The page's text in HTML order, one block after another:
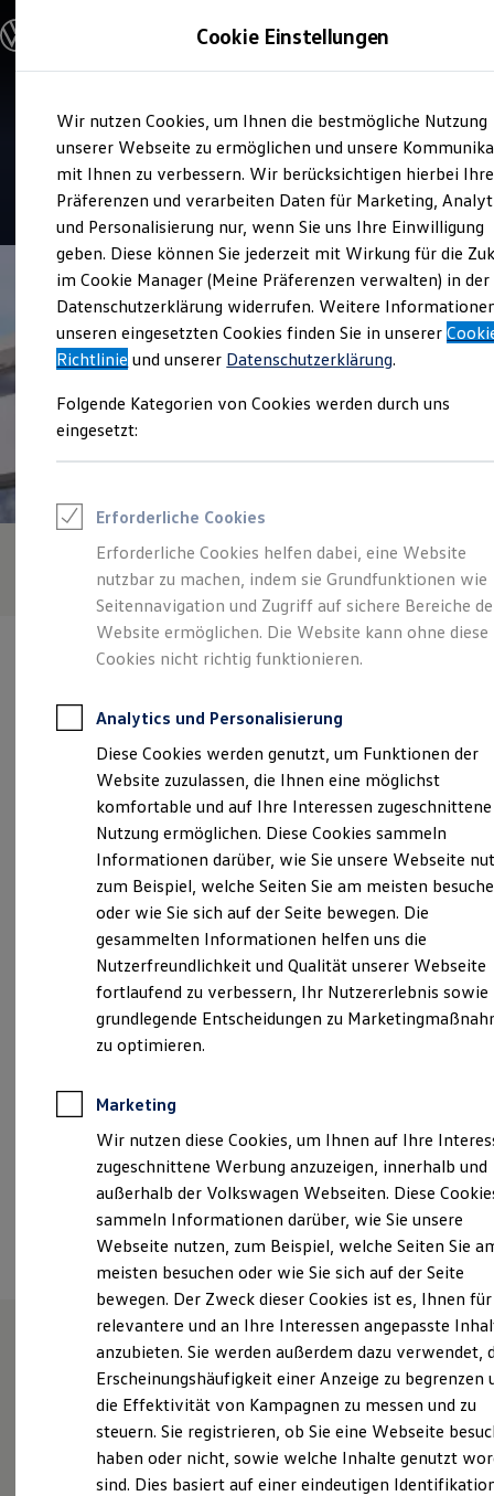
Hauptinhalt
springen
Footer
springen
Modelle & Konfigurator
Nutzfahrzeugkategorien entdecken
Modelle konfigurieren
Vorgängermodelle und Oldtimer
Vorgängermodelle
Oldtimer
Bulli Historie
Branchenlösungen & Gewerbekunden
Umbaulösungen und Hersteller finden
Auf- und Umbauten entdecken & konfigurieren
Groß- und Sonderkunden
Großkunden
Kommunen & Behörden
Journalisten
Sportvereine
Branchenlösungen
Gewerbliche Personenbeförderung
Service & mobile Werkstätten
Menschen mit Behinderung
Rettungsdienste
ONE Business ID Vorteile
Fahrzeugsuche & Marktplatz
Fahrzeugsuche
Fahrzeuge online kaufen
Digitaler Marktplatz
Kauf & Finanzierung
Online-Fahrzeugbewertung
Für Privatkunden
Für Gewerbekunden
Profi Paket
TopDeal
Gebrauchtwagen
ProfiPartner für Gebrauchtwagen
Zertifizierte Gebrauchtwagen
Finanzierung
Für Privatkunden
Für Gewerbekunden
Leasing
Für Privatkunden
Für Gewerbekunden
Versicherungen & Garantien
Garantien
Kfz-Versicherung für Nutzfahrzeuge
Restschuldversicherung
Wartungsverträge
Reparatur & Service
Sommer-Special
Reparatur, Pflege & Inspektion
Servicetermin anfragen
Service-Vorteile bei Volkswagen Nutzfahrzeuge
ServicePlus
Economy Service
Räder & Reifen Service
Ersatzfahrzeuge
Notdienst und Pannenhilfe
Software, Konnektivität & Apps
California App
VW Connect für Ihren Transporter/Caravelle
VW Connect für Ihren Amarok
VW Connect für andere Modelle
Fleet Interface Data
Multistop Pathfinder
Übersicht Software Updates
Service
Treffpunkt Thierolf
4.8| 50 Bewertungen
Verantwortlich für die Inhalte auf dieser Seite ist die Treffpunkt
Thierolf GmbH - Co. KG (Impressum & Rechtliches)
Aschaffenburger Straße 71, 64739 Höchst
treffpunkt@thierolf.de
+49 6163 93330
Montag-Freitag 07:00-18:00 Uhr
Samstag
07:30 -12:00 Uhr
Ansprechpartner
Termin vereinbaren
Unsere Leistungenim
Überblick
Service
Cookie Einstellungen
Wir nutzen Cookies, um Ihnen die bestmögliche Nutzung
unserer Webseite zu ermöglichen und unsere
mit Ihnen zu verbessern. Wir berücksichtigen hierbei Ihre
Präferenzen und verarbeiten Daten für Marketing,
und Personalisierung nur, wenn Sie uns Ihre Einwilligung
geben. Diese können Sie jederzeit mit Wirkung für die
im Cookie Manager (Meine Präferenzen verwalten) in der
Datenschutzerklärung widerrufen. Weitere
unseren eingesetzten Cookies finden Sie in unserer
Richtlinie und unserer Datenschutzerklärung.
Folgende Kategorien von Cookies werden durch uns
eingesetzt:
Erforderliche Cookies
Erforderliche Cookies helfen dabei, eine Website
nutzbar zu machen, indem sie Grundfunktionen wie
Seitennavigation und Zugriff auf sichere Bereiche
Website ermöglichen. Die Website kann ohne diese
Cookies nicht richtig funktionieren.
Analytics und Personalisierung
Diese Cookies werden genutzt, um Funktionen der
Website zuzulassen, die Ihnen eine möglichst
komfortable und auf Ihre Interessen zugeschnittene
Nutzung ermöglichen. Diese Cookies sammeln
Informationen darüber, wie Sie unsere Webseite
zum Beispiel, welche Seiten Sie am meisten
oder wie Sie sich auf der Seite bewegen. Die
gesammelten Informationen helfen uns die
Nutzerfreundlichkeit und Qualität unserer Webseite
fortlaufend zu verbessern, Ihr Nutzererlebnis sowie
grundlegende Entscheidungen zu
zu optimieren.
Marketing
Wir nutzen diese Cookies, um Ihnen auf Ihre
zugeschnittene Werbung anzuzeigen, innerhalb und
außerhalb der Volkswagen Webseiten. Diese
sammeln Informationen darüber, wie Sie unsere
Webseite nutzen, zum Beispiel, welche Seiten Sie
meisten besuchen oder wie Sie sich auf der Seite
bewegen. Der Zweck dieser Cookies ist es, Ihnen für
relevantere und an Ihre Interessen angepasste
anzubieten. Sie werden außerdem dazu verwendet,
Erscheinungshäufigkeit einer Anzeige zu begrenzen
die Effektivität von Kampagnen zu messen und zu
steuern. Sie registrieren, ob Sie eine Webseite
haben oder nicht, sowie welche Inhalte genutzt
sind. Dies basiert auf einer eindeutigen